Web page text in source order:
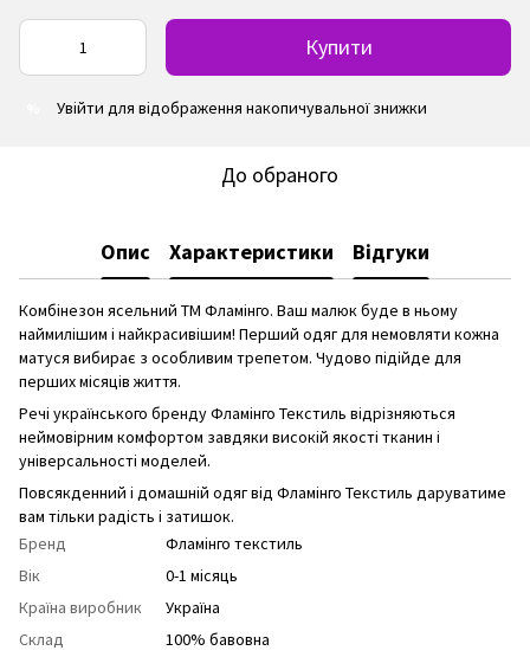
Купити
Увійти для відображення накопичувальної знижки
До обраного
Опис Характеристики Відгуки
Комбінезон ясельний ТМ Фламінго. Ваш малюк буде в ньому
наймилішим і найкрасивішим! Перший одяг для немовляти кожна
матуся вибирає з особливим трепетом. Чудово підійде для
перших місяців життя.
Речі українського бренду Фламінго Текстиль відрізняються
неймовірним комфортом завдяки високій якості тканин і
універсальності моделей.
Повсякденний і домашній одяг від Фламінго Текстиль даруватиме
вам тільки радість і затишок.
Бренд
Фламінго текстиль
Вік
0-1 місяць
Країна виробник
Україна
Склад
100% бавовна